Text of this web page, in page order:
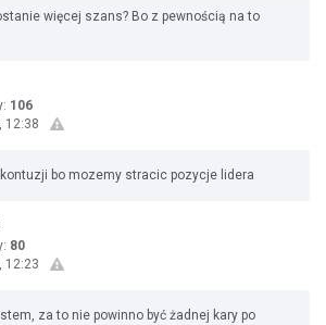
więcej szans? Bo z pewnością na to
106
12:38
kontuzji bo mozemy stracic pozycje lidera
80
12:23
za to nie powinno być żadnej kary po